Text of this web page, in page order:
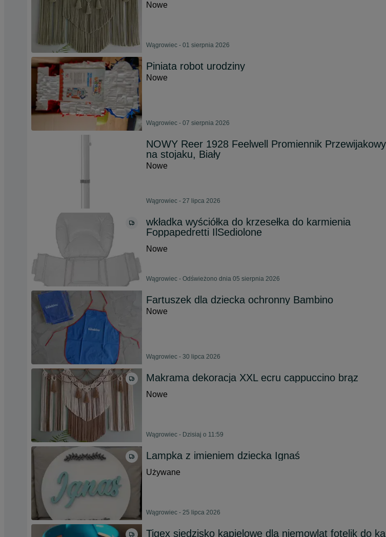
Nowe
Wągrowiec - 01 sierpnia 2026
Piniata robot urodziny
Nowe
Wągrowiec - 07 sierpnia 2026
NOWY Reer 1928 Feelwell Promiennik
na stojaku, Biały
Nowe
Wągrowiec - 27 lipca 2026
wkładka wyściółka do krzesełka do karmienia
Foppapedretti IlSediolone
Nowe
Wągrowiec - Odświeżono dnia 05 sierpnia 2026
Fartuszek dla dziecka ochronny Bambino
Nowe
Wągrowiec - 30 lipca 2026
Makrama dekoracja XXL ecru cappuccino brąz
Nowe
Wągrowiec - Dzisiaj o 11:59
Lampka z imieniem dziecka Ignaś
Używane
Wągrowiec - 25 lipca 2026
Tigex siedzisko kąpielowe dla niemowląt fotelik do